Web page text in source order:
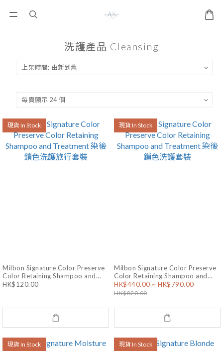
洗護產品 Cleansing
現貨 In Stock
Milbon Signature Color Preserve
Color Retaining Shampoo and
Treatment 染後鎖色洗護旅行套裝
HK$120.00
現貨 In Stock
Milbon Signature Color Preserve
Color Retaining Shampoo and
Treatment 染後鎖色洗護套裝
HK$440.00 ~ HK$790.00
HK$820.00
現貨 In Stock 現貨 In Stock